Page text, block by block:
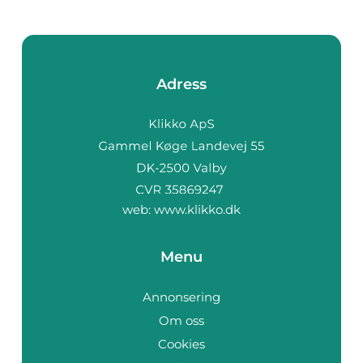
Adress
web: www.klikko.dk
Menu
Annonsering
Om oss
Cookies